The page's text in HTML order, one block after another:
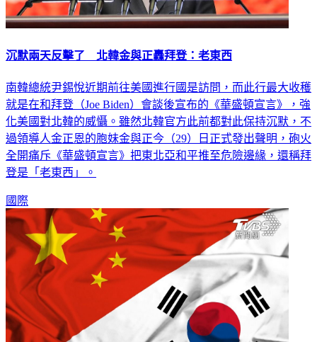
沉默兩天反擊了 北韓金與正轟拜登：老東西
南韓總統尹錫悅近期前往美國進行國是訪問，而此行最大收穫
就是在和拜登（Joe Biden）會談後宣布的《華盛頓宣言》，強
化美國對北韓的威懾。雖然北韓官方此前都對此保持沉默，不
過領導人金正恩的胞妹金與正今（29）日正式發出聲明，砲火
全開痛斥《華盛頓宣言》把東北亞和平推至危險邊緣，還稱拜
登是「老東西」。
國際